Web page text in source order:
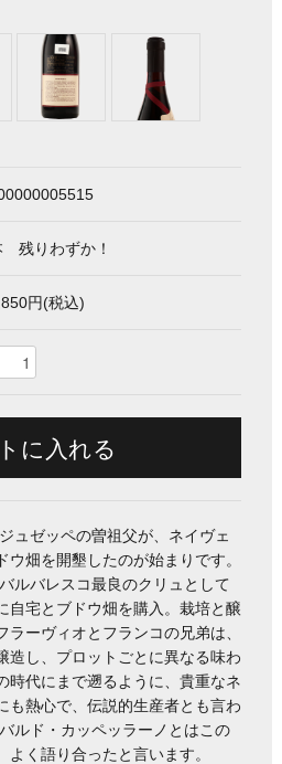
残りわずか！
円(税込)
ュゼッペの曽祖父が、ネイヴェ
畑を開墾したのが始まりです。
ルバレスコ最良のクリュとして
自宅とブドウ畑を購入。栽培と醸
ーヴィオとフランコの兄弟は、
造し、プロットごとに異なる味わ
時代にまで遡るように、貴重なネ
も熱心で、伝説的生産者とも言わ
ルド・カッペッラーノとはこの
く語り合ったと言います。